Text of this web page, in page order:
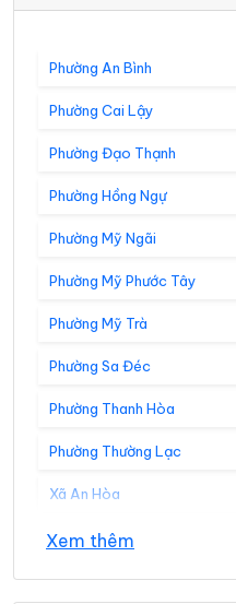
Phường An Bình
Phường Cai Lậy
Phường Đạo Thạnh
Phường Hồng Ngự
Phường Mỹ Ngãi
Phường Mỹ Phước Tây
Phường Mỹ Trà
Phường Sa Đéc
Phường Thanh Hòa
Phường Thường Lạc
Xã An Hòa
Xã An Long
Xã An Thạnh Thủy
Xem thêm